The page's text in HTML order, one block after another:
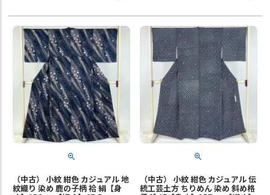
（中古） 小紋 紺色 カジュアル 地
紋織り 染め 鹿の子柄 袷 絹【身
（中古） 小紋 紺色 カジュアル 伝
統工芸土方 ちりめん 染め 斜め格